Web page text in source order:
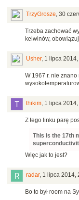
TrzyGrosze, 30
Trzeba zachować
kelwinów,
Usher, 1 lipca
W 1967 r. nie
thikim, 1 lipca
Z tego linku parę
This is the 17th
Więc jak to jest?
radar, 1 lipca 2014,
Bo to był room na